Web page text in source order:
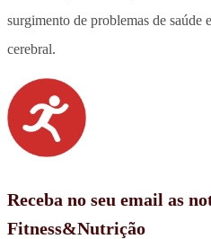
surgimento de problemas de saúde
cerebral.
Receba no seu email as
Fitness&Nutrição